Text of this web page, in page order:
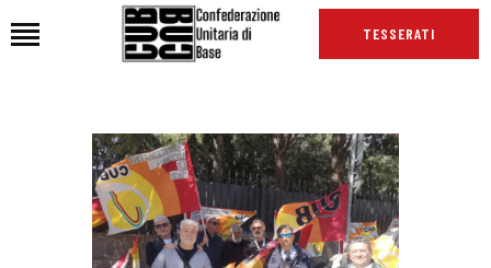
TESSERATI
HOME
CHI SIAMO
SEDI
NEWS